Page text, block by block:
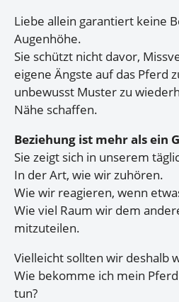
Liebe allein garantiert keine
Augenhöhe.
Sie schützt nicht davor,
eigene Ängste auf das Pferd
unbewusst Muster zu
Nähe schaffen.
Beziehung ist mehr als ein
Sie zeigt sich in unserem
In der Art, wie wir zuhören.
Wie wir reagieren, wenn
Wie viel Raum wir dem
mitzuteilen.
Vielleicht sollten wir deshalb
Wie bekomme ich mein
tun?